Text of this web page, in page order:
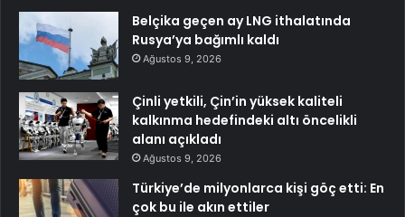
Belçika geçen ay LNG ithalatında
Rusya’ya bağımlı kaldı
Ağustos 9, 2026
Çinli yetkili, Çin’in yüksek kaliteli
kalkınma hedefindeki altı öncelikli
alanı açıkladı
Ağustos 9, 2026
Türkiye’de milyonlarca kişi göç etti: En
çok bu ile akın ettiler